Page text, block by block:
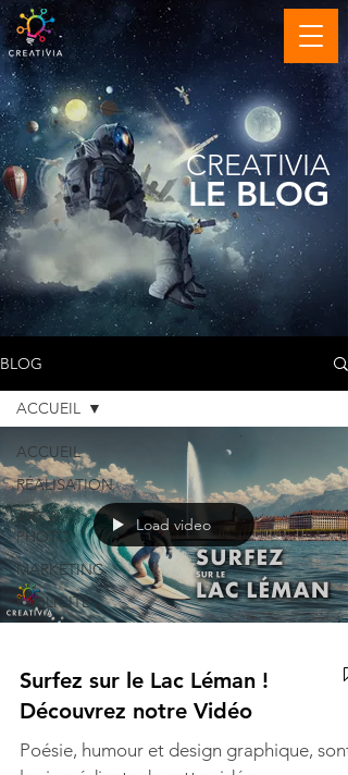
CREATIVIA
LE BLOG
BLOG
ACCUEIL
RÉALISATION
ART &
PHOTO
MARKETING
PUBLICITÉ
ACCUEIL
Load video
Surfez sur le Lac Léman !
Découvrez notre Vidéo
Poésie, humour et design graphique, sont